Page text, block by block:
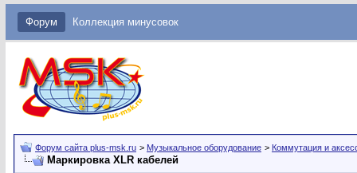
Форум Коллекция минусовок
Форум сайта plus-msk.ru > Музыкальное оборудование > Коммутация и
Маркировка XLR кабелей